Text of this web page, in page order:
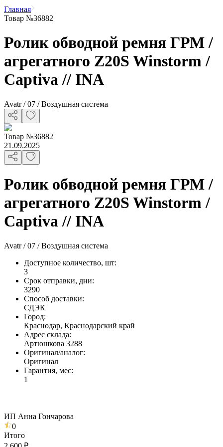
Главная
Товар №36882
Ролик обводной ремня ГРМ /
агрегатного Z20S Winstorm /
Captiva // INA
Avatr / 07 / Воздушная система
Товар №36882
21.09.2025
Ролик обводной ремня ГРМ /
агрегатного Z20S Winstorm /
Captiva // INA
Avatr / 07 / Воздушная система
Доступное количество, шт:
3
Срок отправки, дни:
3290
Способ доставки:
СДЭК
Город:
Краснодар, Краснодарский край
Адрес склада:
Артюшкова 3288
Оригинал/аналог:
Оригинал
Гарантия, мес:
1
ИП Анна Гончарова
0
Итого